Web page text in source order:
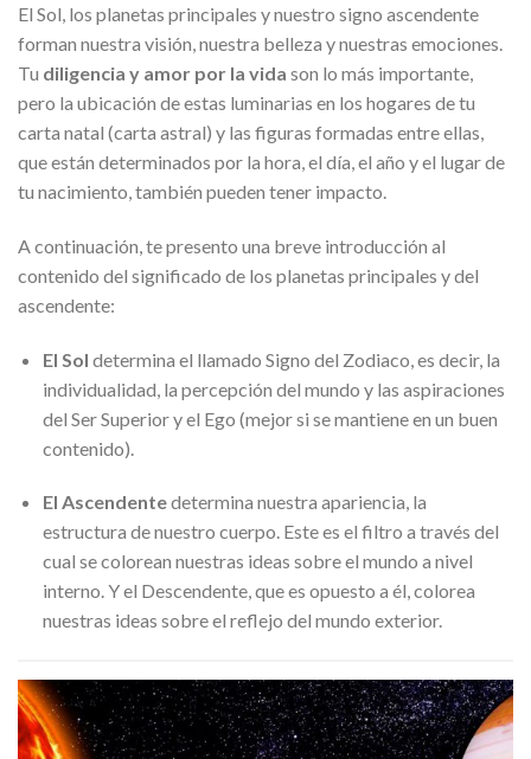
El Sol, los planetas principales y nuestro signo ascendente
forman nuestra visión, nuestra belleza y nuestras emociones.
Tu diligencia y amor por la vida son lo más importante,
pero la ubicación de estas luminarias en los hogares de tu
carta natal (carta astral) y las figuras formadas entre ellas,
que están determinados por la hora, el día, el año y el lugar de
tu nacimiento, también pueden tener impacto.
A continuación, te presento una breve introducción al
contenido del significado de los planetas principales y del
ascendente:
El Sol determina el llamado Signo del Zodiaco, es decir, la
individualidad, la percepción del mundo y las aspiraciones
del Ser Superior y el Ego (mejor si se mantiene en un buen
contenido).
El Ascendentedetermina nuestra apariencia, la
estructura de nuestro cuerpo. Este es el filtro a través del
cual se colorean nuestras ideas sobre el mundo a nivel
interno. Y el Descendente, que es opuesto a él, colorea
nuestras ideas sobre el reflejo del mundo exterior.